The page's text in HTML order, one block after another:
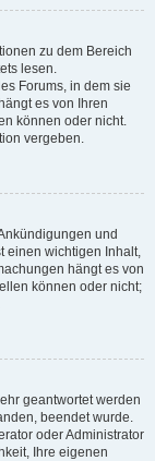
zu dem Bereich
lesen.
Forums, in dem sie
es von Ihren
können oder nicht.
vergeben.
und
einen wichtigen Inhalt,
hängt es von
können oder nicht;
geantwortet werden
beendet wurde.
oder Administrator
Ihre eigenen